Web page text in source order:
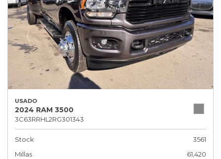
USADO
2024 RAM 3500
3C63RRHL2RG301343
Stock
3561
Millas
61,420